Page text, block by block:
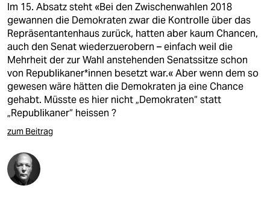
Im 15. Absatz steht «Bei den Zwischenwahlen 2018
gewannen die Demokraten zwar die Kontrolle über das
Repräsentantenhaus zurück, hatten aber kaum Chancen,
auch den Senat wiederzuerobern – einfach weil die
Mehrheit der zur Wahl anstehenden Senatssitze schon
von Republikaner*innen besetzt war.« Aber wenn dem so
gewesen wäre hätten die Demokraten ja eine Chance
gehabt. Müsste es hier nicht „Demokraten“ statt
„Republikaner“ heissen ?
zum Beitrag